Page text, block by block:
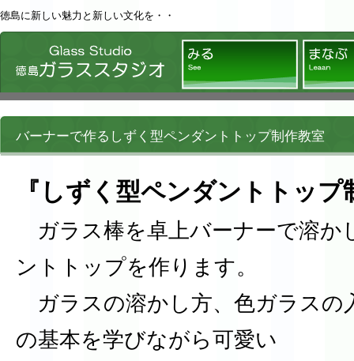
徳島に新しい魅力と新しい文化を・・
徳島ガラススタジオ
みる
バーナーで作るしずく型ペンダントトップ制作教室
『しずく型ペンダントトップ
ガラス棒を卓上バーナーで溶か
ントトップを作ります。
ガラスの溶かし方、色ガラスの
の基本を学びながら可愛い